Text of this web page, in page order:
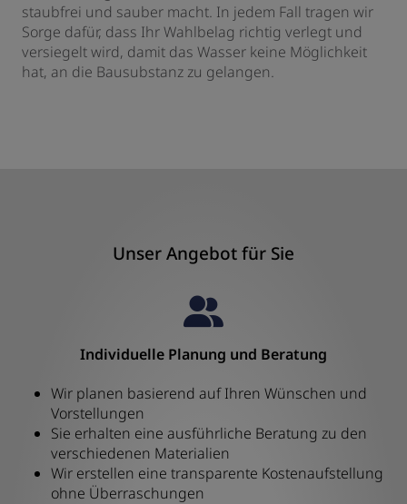
staubfrei und sauber macht. In jedem Fall tragen wir
Sorge dafür, dass Ihr Wahlbelag richtig verlegt und
versiegelt wird, damit das Wasser keine Möglichkeit
hat, an die Bausubstanz zu gelangen.
Unser Angebot für Sie
Individuelle Planung und Beratung
Wir planen basierend auf Ihren Wünschen und
Vorstellungen
Sie erhalten eine ausführliche Beratung zu den
verschiedenen Materialien
Wir erstellen eine transparente Kostenaufstellung
ohne Überraschungen